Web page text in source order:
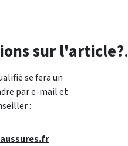
sur l'article?.
se fera un
par e-mail et
: